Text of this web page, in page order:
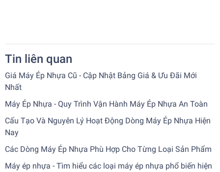
Tin liên quan
Giá Máy Ép Nhựa Cũ - Cập Nhật Bảng Giá & Ưu Đãi Mới
Nhất
Máy Ép Nhựa - Quy Trình Vận Hành Máy Ép Nhựa An Toàn
Cấu Tạo Và Nguyên Lý Hoạt Động Dòng Máy Ép Nhựa Hiện
Nay
Các Dòng Máy Ép Nhựa Phù Hợp Cho Từng Loại Sản Phẩm
Máy ép nhựa - Tìm hiểu các loại máy ép nhựa phổ biến hiện